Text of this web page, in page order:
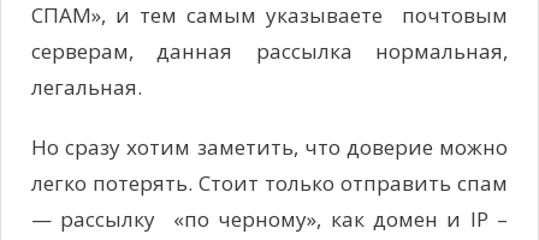
СПАМ», и тем самым указываете почтовым
серверам, данная рассылка нормальная,
легальная.
Но сразу хотим заметить, что доверие можно
легко потерять. Стоит только отправить спам
— рассылку «по черному», как домен и IP –